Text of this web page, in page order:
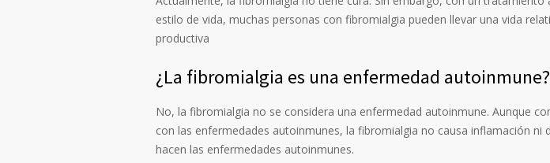
estilo de vida, muchas personas con fibromialgia pueden llevar una vida
productiva
¿La fibromialgia es una enfermedad autoinmune?
No, la fibromialgia no se considera una enfermedad autoinmune. Aunque
con las enfermedades autoinmunes, la fibromialgia no causa inflamación ni
hacen las enfermedades autoinmunes.